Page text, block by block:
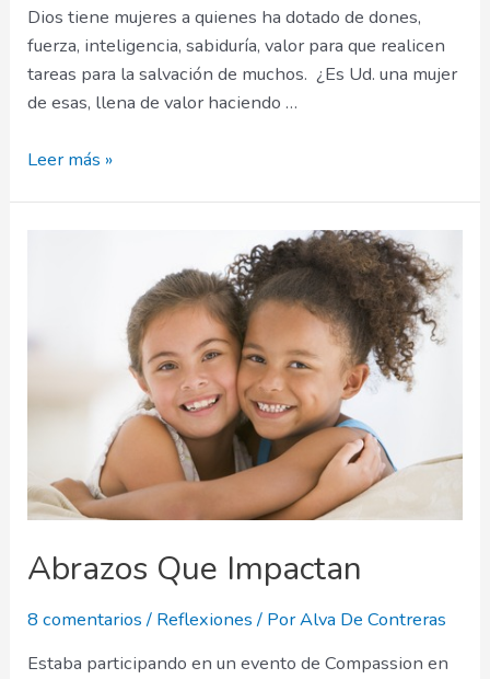
Dios tiene mujeres a quienes ha dotado de dones,
fuerza, inteligencia, sabiduría, valor para que realicen
tareas para la salvación de muchos. ¿Es Ud. una mujer
de esas, llena de valor haciendo …
Mujeres
Leer más »
Abrazos Que Impactan
8 comentarios / Reflexiones / PorAlva De Contreras
Estaba participando en un evento de Compassion en